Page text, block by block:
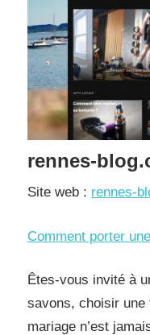
rennes-
Site web : rennes-
Comment porter
Êtes-vous invité à
savons, choisir une
mariage n’est